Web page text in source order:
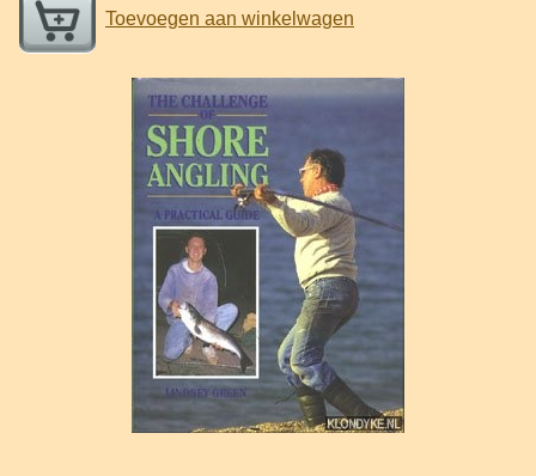
Toevoegen aan winkelwagen